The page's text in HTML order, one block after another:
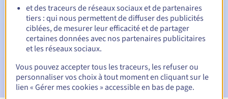
date d'échéance
E-mail le jour de l'expirationpour notification de la
suspension du nom de domaine
notification de la suppression du nom de domaine
et des traceurs de réseaux sociaux et de partenaires
tiers : qui nous permettent de diffuser des publicités
ciblées, de mesurer leur efficacité et de partager
certaines données avec nos partenaires publicitaires
et les réseaux sociaux.
Vous pouvez accepter tous les traceurs, les refuser ou
personnaliser vos choix à tout moment en cliquant sur le
lien « Gérer mes cookies » accessible en bas de page.